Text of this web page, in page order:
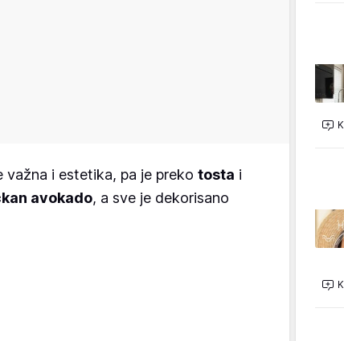
i estetika, pa je preko tosta i
avokado, a sve je dekorisano